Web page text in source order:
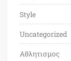
Style
Uncategorized
Αθλητισμος